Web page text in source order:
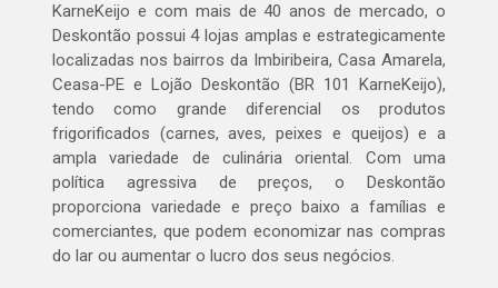
KarneKeijo e com mais de 40 anos de mercado, o
Deskontão possui 4 lojas amplas e estrategicamente
localizadas nos bairros da Imbiribeira, Casa Amarela,
Ceasa-PE e Lojão Deskontão (BR 101 KarneKeijo),
tendo como grande diferencial os produtos
frigorificados (carnes, aves, peixes e queijos) e a
ampla variedade de culinária oriental. Com uma
política agressiva de preços, o Deskontão
proporciona variedade e preço baixo a famílias e
comerciantes, que podem economizar nas compras
do lar ou aumentar o lucro dos seus negócios.